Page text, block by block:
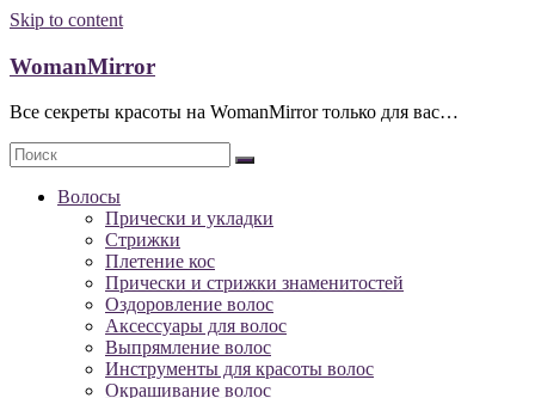
Skip to content
WomanMirror
Все секреты красоты на WomanMirror только для вас…
Волосы
Прически и укладки
Стрижки
Плетение кос
Прически и стрижки знаменитостей
Оздоровление волос
Аксессуары для волос
Выпрямление волос
Инструменты для красоты волос
Окрашивание волос